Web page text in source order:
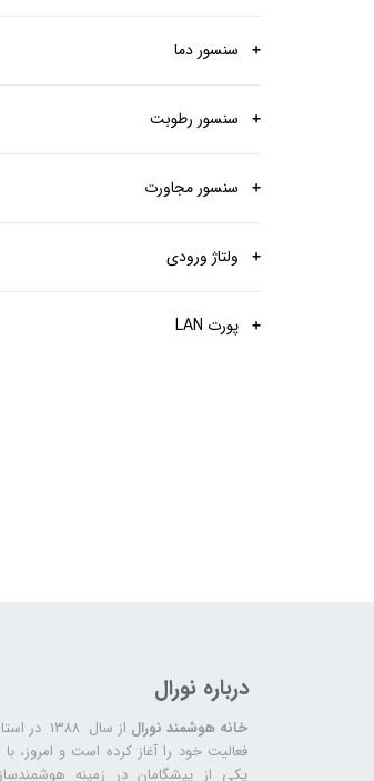
سنسور دما
سنسور رطوبت
سنسور مجاورت
ولتاژ ورودی
پورت LAN
درباره نورال
خانه هوشمند نورال
از سال
یکی از پیشگامان در زمینه